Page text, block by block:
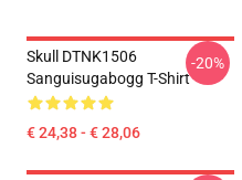
Skull DTNK1506
Sanguisugabogg T-Shirt
€ 24,38 - € 28,06
-20%